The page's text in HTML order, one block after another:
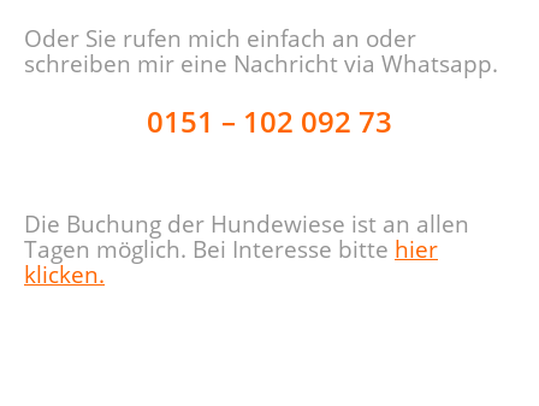
Oder Sie rufen mich einfach an oder
schreiben mir eine Nachricht via Whatsapp.
0151 – 102 092 73
Die Buchung der Hundewiese ist an allen
Tagen möglich. Bei Interesse bitte hier
klicken.